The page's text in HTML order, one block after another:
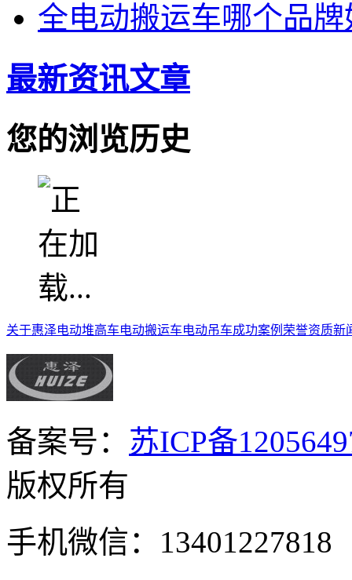
全电动搬运车哪个品牌
最新资讯文章
您的浏览历史
关于惠泽电动堆高车电动搬运车电动吊车成功案例 荣誉资质新
备案号： 苏ICP备
版权所有
手机微信：13401227818